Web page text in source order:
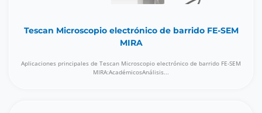
Tescan Microscopio electrónico de barrido FE-SEM
MIRA
Aplicaciones principales de Tescan Microscopio electrónico de barrido FE-SEM
MIRA:AcadémicosAnálisis...